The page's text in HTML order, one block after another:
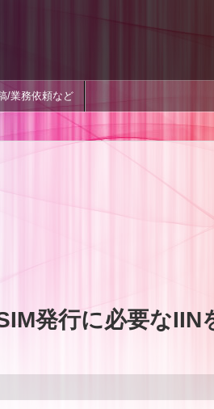
/業務依頼など
発行に必要なIIN